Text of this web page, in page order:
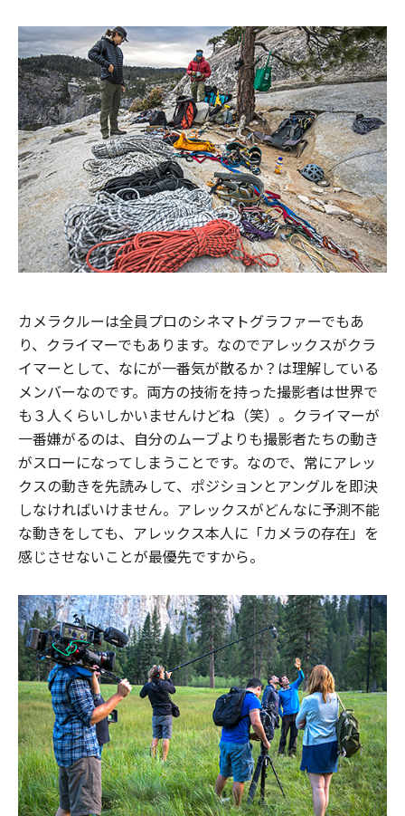
カメラクルーは全員プロのシネマトグラファーでもあ
り、クライマーでもあります。なのでアレックスがクラ
イマーとして、なにが一番気が散るか？は理解している
メンバーなのです。両方の技術を持った撮影者は世界で
も３人くらいしかいませんけどね（笑）。クライマーが
一番嫌がるのは、自分のムーブよりも撮影者たちの動き
がスローになってしまうことです。なので、常にアレッ
クスの動きを先読みして、ポジションとアングルを即決
しなければいけません。アレックスがどんなに予測不能
な動きをしても、アレックス本人に「カメラの存在」を
感じさせないことが最優先ですから。